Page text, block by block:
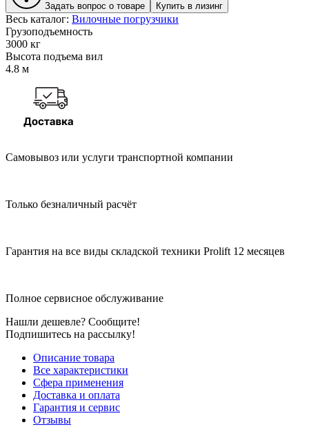
Задать вопрос о товаре Купить в лизинг
Весь каталог: Вилочные погрузчики
Грузоподъемность
3000 кг
Высота подъема вил
4.8 м
Самовывоз или услуги транспортной компании
Только безналичный расчёт
Гарантия на все виды складской техники Prolift 12 месяцев
Полное сервисное обслуживание
Нашли дешевле? Сообщите!
Подпишитесь на рассылку!
Описание товара
Все характеристики
Сфера применения
Доставка и оплата
Гарантия и сервис
Отзывы